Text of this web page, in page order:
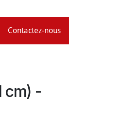
Contactez-nous
cm) -